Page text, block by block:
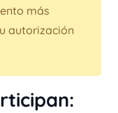
más
autorización